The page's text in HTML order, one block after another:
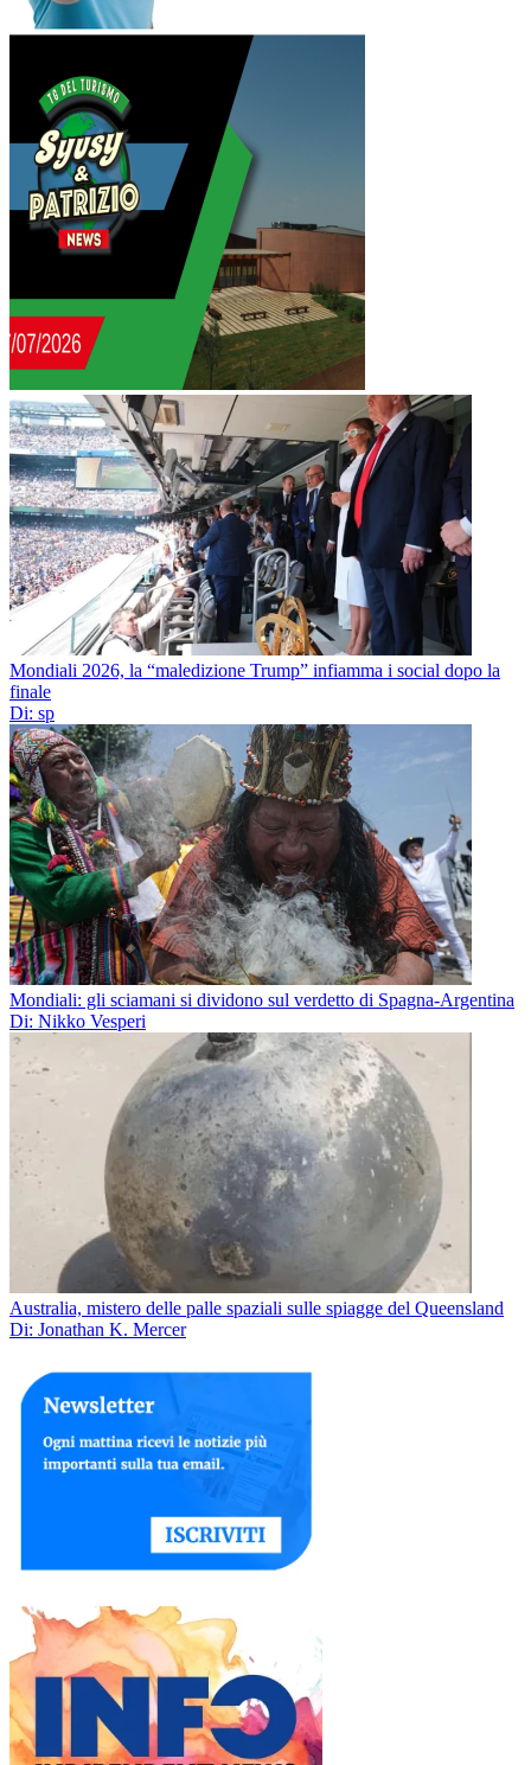
Mondiali 2026, la “maledizione Trump” infiamma i social dopo la
finale
Di: sp
Mondiali: gli sciamani si dividono sul verdetto di Spagna-Argentina
Di: Nikko Vesperi
Australia, mistero delle palle spaziali sulle spiagge del Queensland
Di: Jonathan K. Mercer